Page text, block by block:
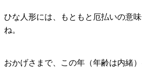
ひな人形には、もともと厄払いの意
ね。
おかげさまで、この年（年齢は内緒